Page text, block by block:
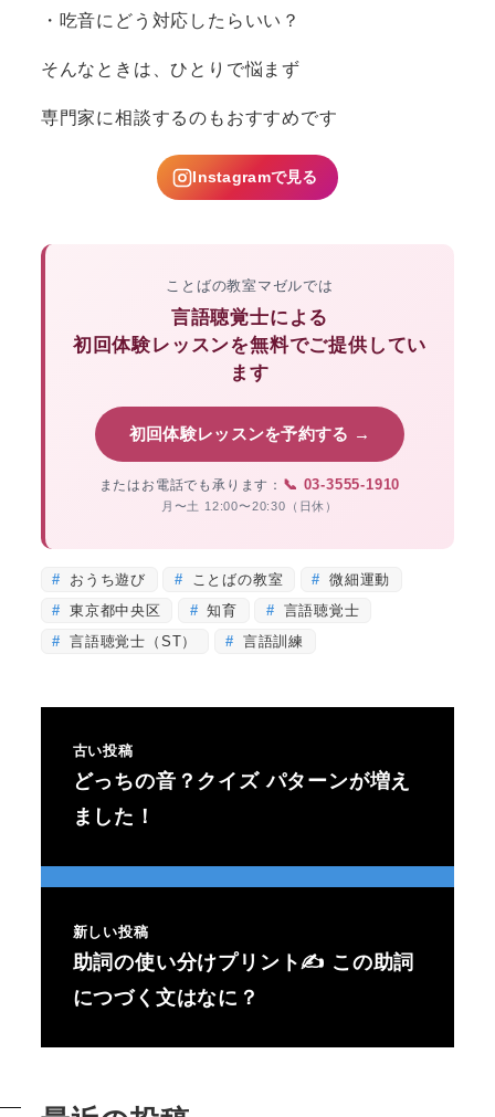
・吃音にどう対応したらいい？
そんなときは、ひとりで悩まず
専門家に相談するのもおすすめです
Instagramで見る
ことばの教室マゼルでは
言語聴覚士による
初回体験レッスンを無料でご提供してい
ます
初回体験レッスンを予約する →
またはお電話でも承ります： 📞 03-3555-1910
月〜土 12:00〜20:30（日休）
おうち遊び ことばの教室
微細運動
東京都中央区
知育
言語聴覚士
言語聴覚士（ST）
言語訓練
古い投稿
どっちの音？クイズ パターンが増え
ました！
新しい投稿
助詞の使い分けプリント✍ この助詞
につづく文はなに？